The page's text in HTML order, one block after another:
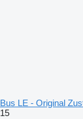
Bus LE - Original
15